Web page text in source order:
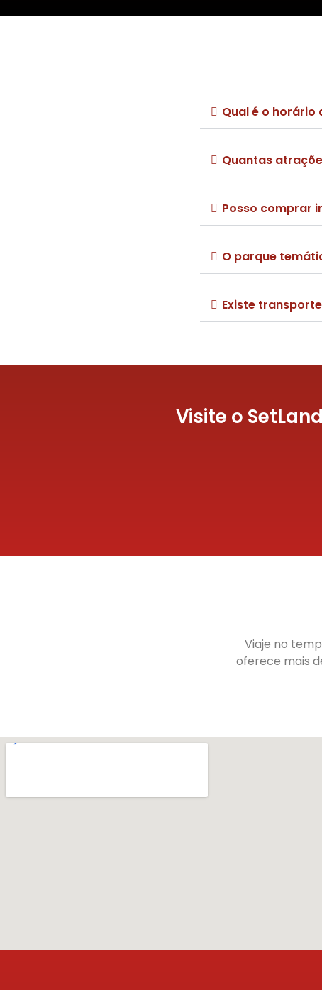
Qual é o
Quantas
Posso comprar
O parque
Existe
Visite o
Viaje no
oferece mais